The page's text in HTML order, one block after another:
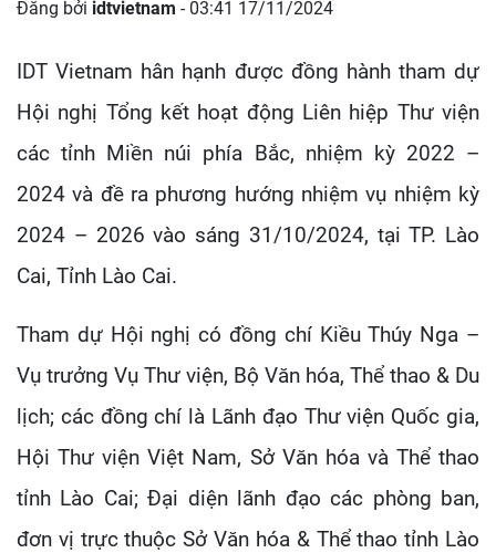
Đăng bởi idtvietnam - 03:41 17/11/2024
IDT Vietnam hân hạnh được đồng hành tham dự
Hội nghị Tổng kết hoạt động Liên hiệp Thư viện
các tỉnh Miền núi phía Bắc, nhiệm kỳ 2022 –
2024 và đề ra phương hướng nhiệm vụ nhiệm kỳ
2024 – 2026 vào sáng 31/10/2024, tại TP. Lào
Cai, Tỉnh Lào Cai.
Tham dự Hội nghị có đồng chí Kiều Thúy Nga –
Vụ trưởng Vụ Thư viện, Bộ Văn hóa, Thể thao & Du
lịch; các đồng chí là Lãnh đạo Thư viện Quốc gia,
Hội Thư viện Việt Nam, Sở Văn hóa và Thể thao
tỉnh Lào Cai; Đại diện lãnh đạo các phòng ban,
đơn vị trực thuộc Sở Văn hóa & Thể thao tỉnh Lào